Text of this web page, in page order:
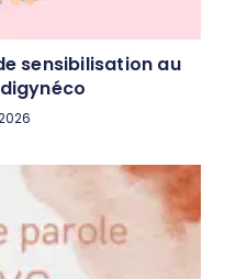
de sensibilisation au